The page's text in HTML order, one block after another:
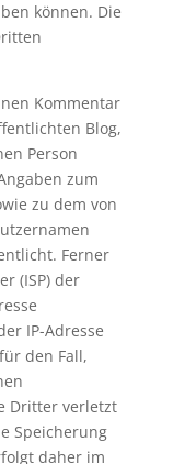
können. Die
Kommentar
Blog,
Person
zum
zu dem von
Ferner
(ISP) der
IP-Adresse
den Fall,
Dritter verletzt
Speicherung
daher im